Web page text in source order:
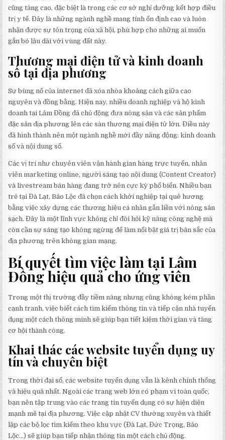
cũng tăng cao, đặc biệt là trong các cơ sở nghỉ dưỡng kết hợp điều
trị y tế. Đây là những ngành nghề mang tính ổn định cao và luôn
nhận được sự tôn trọng của xã hội, phù hợp cho những ai muốn
gắn bó lâu dài với vùng đất này.
Thương mại điện tử và kinh doanh
số tại địa phương
Sự bùng nổ của internet đã xóa nhòa khoảng cách giữa cao
nguyên và đồng bằng. Hiện nay, nhiều doanh nghiệp và hộ kinh
doanh tại Lâm Đồng đã chủ động đưa nông sản và các sản phẩm
đặc sản địa phương lên các sàn thương mại điện tử lớn. Điều này
đã hình thành nên một ngành nghề mới đầy năng động: kinh doanh
số và nội dung số.
Các vị trí như chuyên viên vận hành gian hàng trực tuyến, nhân
viên marketing online, người sáng tạo nội dung (Content Creator)
và livestream bán hàng đang trở nên cực kỳ phổ biến. Nhiều bạn
trẻ tại Đà Lạt, Bảo Lộc đã chọn cách khởi nghiệp tại quê hương
bằng việc xây dựng các thương hiệu cá nhân gắn liền với nông sản
sạch. Đây là một lĩnh vực không chỉ đòi hỏi kỹ năng công nghệ mà
còn cần sự sáng tạo không ngừng để làm nổi bật giá trị bản sắc của
địa phương trên không gian mạng.
Bí quyết tìm việc làm tại Lâm
Đồng hiệu quả cho ứng viên
Trong một thị trường đầy tiềm năng nhưng cũng không kém phần
cạnh tranh, việc biết cách tìm kiếm thông tin và tiếp cận nhà tuyển
dụng một cách thông minh sẽ giúp bạn tiết kiệm thời gian và tăng
cơ hội thành công.
Khai thác các website tuyển dụng uy
tín và chuyên biệt
Trong thời đại số, các website tuyển dụng vẫn là kênh chính thống
và hiệu quả nhất. Ngoài các trang web lớn có phạm vi toàn quốc,
bạn nên tập trung vào các trang tin tuyển dụng có sự hiện diện
mạnh mẽ tại địa phương. Việc cập nhật CV thường xuyên và thiết
lập các bộ lọc tìm kiếm theo khu vực (Đà Lạt, Đức Trọng, Bảo
Lộc…) sẽ giúp bạn tiếp nhận thông tin một cách chủ động.